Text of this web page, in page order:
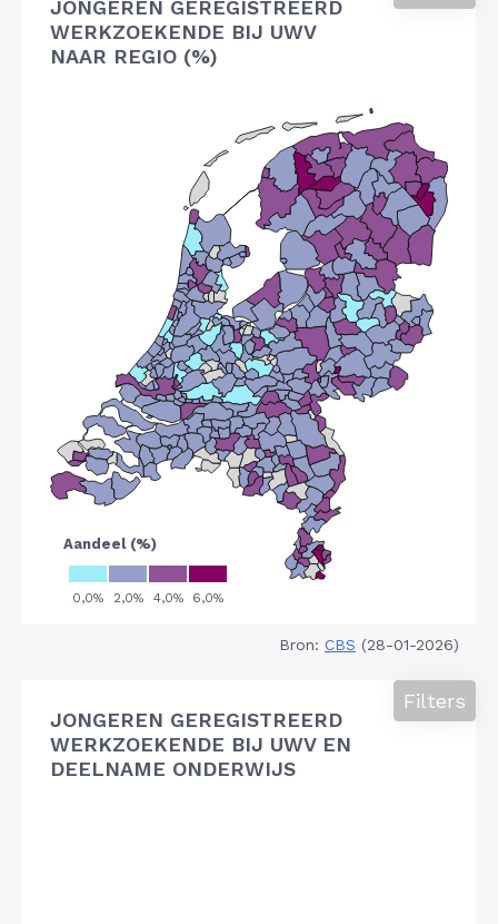
JONGEREN GEREGISTREERD
WERKZOEKENDE BIJ UWV
NAAR REGIO (%)
Bron: CBS (28-01-2026)
JONGEREN GEREGISTREERD
WERKZOEKENDE BIJ UWV EN
DEELNAME ONDERWIJS
Filters